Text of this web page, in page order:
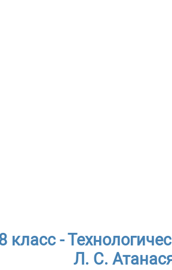
класс -
Л. С.